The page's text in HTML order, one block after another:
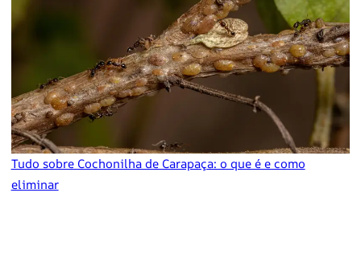
Tudo sobre Cochonilha de Carapaça: o que é e como
eliminar